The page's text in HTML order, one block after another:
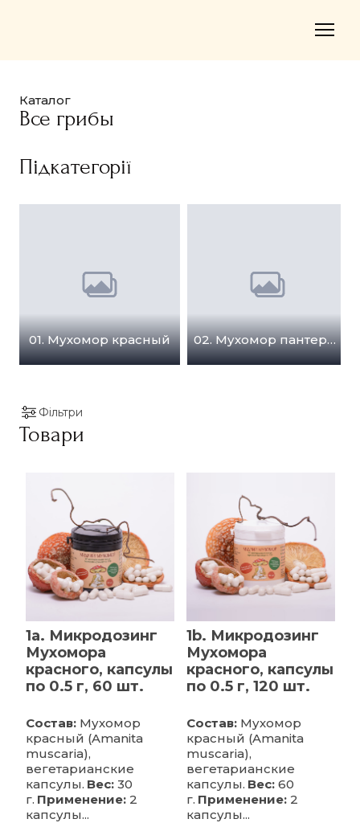
Каталог
Все грибы
Підкатегорії
01. Мухомор красный 02. Мухомор пантерный
Фільтри
Товари
1a. Микродозинг
Мухомора
красного, капсулы
по 0.5 г, 60 шт.
Состав:Мухомор
красный (Amanita
muscaria),
вегетарианские
капсулы. Вес:30
г. Применение: 2
капсулы...
1b. Микродозинг
Мухомора
красного, капсулы
по 0.5 г, 120 шт.
Состав: Мухомор
красный (Amanita
muscaria),
вегетарианские
капсулы. Вес: 60
г. Применение: 2
капсулы...